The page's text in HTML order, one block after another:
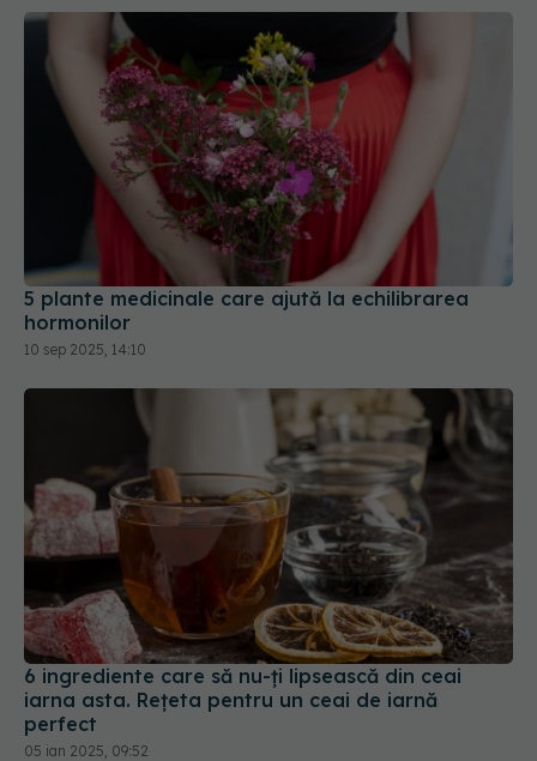
5 plante medicinale care ajută la echilibrarea
hormonilor
10 sep 2025, 14:10
6 ingrediente care să nu-ți lipsească din ceai
iarna asta. Rețeta pentru un ceai de iarnă
perfect
05 ian 2025, 09:52